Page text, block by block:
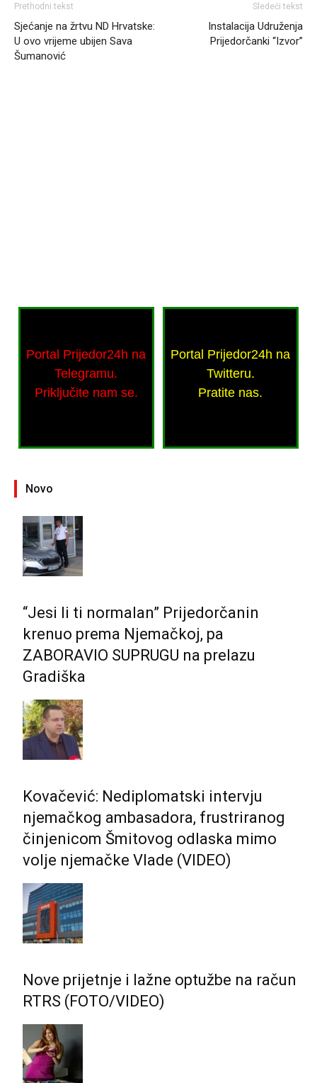
Prethodni tekst
Sjećanje na žrtvu ND Hrvatske:
U ovo vrijeme ubijen Sava
Šumanović
Sledeći tekst
Instalacija Udruženja
Prijedorčanki “Izvor”
Portal Prijedor24h na
Telegramu.
Priključite nam se.
Portal Prijedor24h na
Twitteru.
Pratite nas.
Novo
“Jesi li ti normalan” Prijedorčanin
krenuo prema Njemačkoj, pa
ZABORAVIO SUPRUGU na prelazu
Gradiška
Kovačević: Nediplomatski intervju
njemačkog ambasadora, frustriranog
činjenicom Šmitovog odlaska mimo
volje njemačke Vlade (VIDEO)
Nove prijetnje i lažne optužbe na račun
RTRS (FOTO/VIDEO)